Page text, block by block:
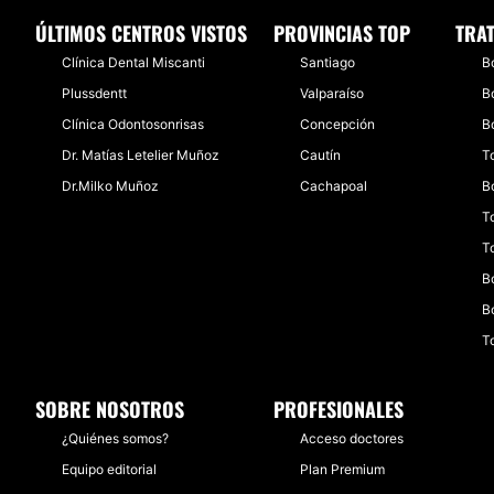
ÚLTIMOS CENTROS VISTOS
​Clínica Dental Miscanti
Plussdentt
Clínica Odontosonrisas
Dr. Matías Letelier Muñoz
Dr.Milko Muñoz
PROVINCIAS TOP
Santiago
Valparaíso
Concepción
Cautín
Cachapoal
SOBRE NOSOTROS
¿Quiénes somos?
Equipo editorial
PROFESIONALES
Acceso doctores
Plan Premium